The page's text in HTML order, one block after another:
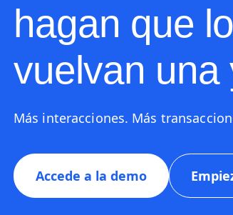
hagan que
vuelvan una
Más interacciones. Más
Accede a la demo